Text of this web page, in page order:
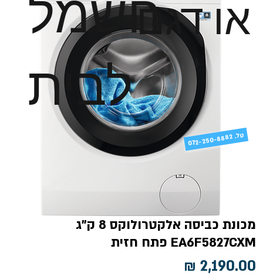
או דגם
לבית
מכונת כביסה אלקטרולוקס 8 ק"ג
EA6F5827CXM פתח חזית
072-250-8882 .טל